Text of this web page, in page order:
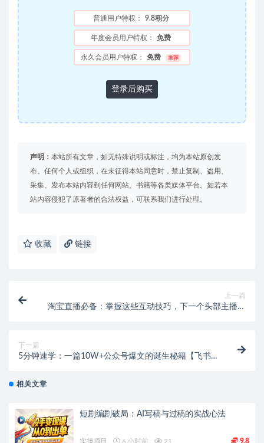
普通用户特权： 9.8积分
年度会员用户特权： 免费
永久会员用户特权： 免费 推荐
登录后购买
声明： 本站所有文章，如无特殊说明或标注，均为本站原创发
布。任何个人或组织，在未征得本站同意时，禁止复制、盗用、
采集、发布本站内容到任何网站、书籍等各类媒体平台。如若本
站内容侵犯了原著者的合法权益，可联系我们进行处理。
收藏 链接
上一篇
淘宝直播必备：掌握这些互动技巧，下一个头部主播就
下一篇
5分钟速学：一篇10W+公众号爆文的诞生秘籍【飞书
相关文章
短剧编剧破局：AI写稿与过稿的实战心法
实操项目 6 小时前 21 9.8